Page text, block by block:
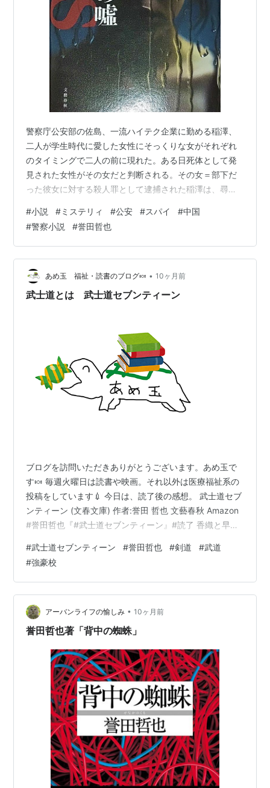
警察庁公安部の佐島、一流ハイテク企業に勤める稲澤、
二人が学生時代に愛した女性にそっくりな女がそれぞれ
のタイミングで二人の前に現れた。ある日死体として発
見された女性がその女だと判断される。その女＝部下だ
った彼女に対する殺人罪として逮捕された稲澤は、尋問
べらないと言う。稲澤は佐島に自分は犯人ではない、そ
してあの女は日本籍を装っていたが実は中国のスパイで
自分達が開発中のシステムを狙っていたと。加えて彼女
を殺したのは、お前だと・・・そんな感じで始まる物語
ですかね。 一話進むごとにどんどん事件の様相がガラッ
と変わって見えてくる構成です。それもあり、刺激的…
#小説 #ミステリィ #公安 #スパイ #中国
#警察小説 #誉田哲也
あめ玉 福祉・読書のブログ🍬 • 10ヶ月前
武士道とは 武士道セブンティーン
ブログを訪問いただきありがとうございます。あめ玉で
す🍬 毎週火曜日は読書や映画。それ以外は医療福祉系の
投稿をしています💉 今日は、読了後の感想。 武士道セブ
ンティーン (文春文庫) 作者:誉田 哲也 文藝春秋 Amazon
#誉田哲也『#武士道セブンティーン』#読了 香織と早苗
っていく姿に感動した。武道とスポーツの違い。武士道
とはなんなのか。 前作に続き、剣道の世界の深さを知れ
る作品。 読書系グループ参加中！クリックしていただけ
るとあめ玉が喜びます( ´艸｀)ランキング参加中 医療ラン
キング参加中Think<書くことは考えること>ランキング参
加…
#武士道セブンティーン #誉田哲也 #剣道 #武道
#強豪校
アーバンライフの愉しみ • 10ヶ月前
誉田哲也著「背中の蜘蛛」